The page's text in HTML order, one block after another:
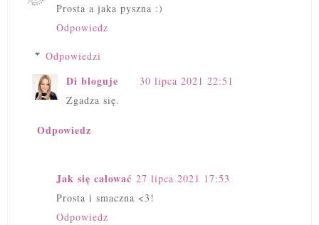
Prosta a jaka pyszna :)
Odpowiedz
Odpowiedzi
Di bloguje
30 lipca 2021 22:51
Zgadza się.
Odpowiedz
Jak się całować 27 lipca 2021 17:53
Prosta i smaczna <3!
Odpowiedz